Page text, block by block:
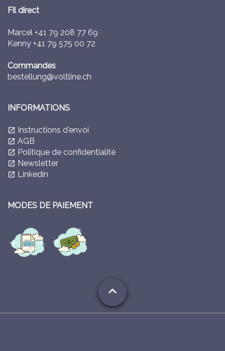
Fil direct
Marcel +41 79 208 77 69
Kenny +41 79 575 00 72
Commandes
bestellung@voltline.ch
INFORMATIONS
launch Instructions d'envoi
launch AGB
launch Politique de confidentialité
launch Newsletter
launch Linkedin
MODES DE PAIEMENT
expand_less